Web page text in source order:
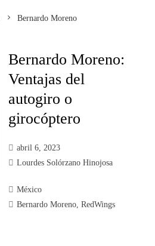
Bernardo Moreno
Bernardo Moreno:
Ventajas del
autogiro o
girocóptero
abril 6, 2023
Lourdes Solórzano Hinojosa
México
Bernardo Moreno, RedWings